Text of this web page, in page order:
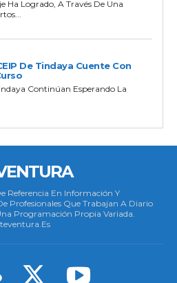
Ha Logrado, A Través De Una
De Tindaya Cuente Con
Continúan Esperando La
Referencia En Información Y
Profesionales Que Trabajan A Diario
Programación Propia Variada.